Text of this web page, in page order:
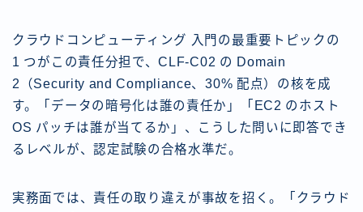
クラウドコンピューティング 入門の最重要トピックの
1 つがこの責任分担で、CLF-C02 の Domain
2（Security and Compliance、30% 配点）の核を成
す。「データの暗号化は誰の責任か」「EC2 のホスト
OS パッチは誰が当てるか」、こうした問いに即答でき
るレベルが、認定試験の合格水準だ。
実務面では、責任の取り違えが事故を招く。「クラウド